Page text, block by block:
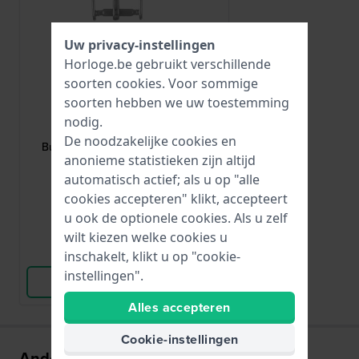
HWG
BUCKLE-10-S
Buckle Zilverkleurige gesp 10mm
€ 1,95
● Op voorraad
Vergelijk
Bekijk Product
Uw privacy-instellingen
Horloge.be gebruikt verschillende
soorten cookies. Voor sommige
soorten hebben we uw toestemming
nodig.
De noodzakelijke cookies en
anonieme statistieken zijn altijd
automatisch actief; als u op "alle
cookies accepteren" klikt, accepteert
u ook de optionele cookies. Als u zelf
wilt kiezen welke cookies u
inschakelt, klikt u op "cookie-
instellingen".
Alles accepteren
Cookie-instellingen